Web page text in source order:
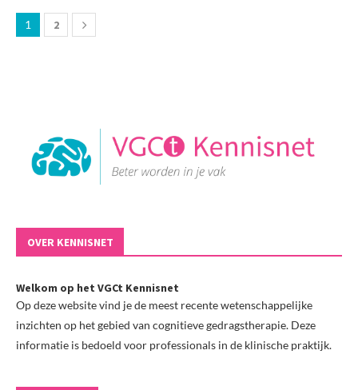
1 2
OVER KENNISNET
Welkom op het VGCt Kennisnet
Op deze website vind je de meest recente wetenschappelijke
inzichten op het gebied van cognitieve gedragstherapie. Deze
informatie is bedoeld voor professionals in de klinische praktijk.